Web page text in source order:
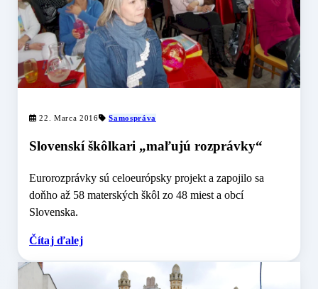
22. Marca 2016 Samospráva
Slovenskí škôlkari „maľujú rozprávky“
Eurorozprávky sú celoeurópsky projekt a zapojilo sa
doňho až 58 materských škôl zo 48 miest a obcí
Slovenska.
Čítaj ďalej